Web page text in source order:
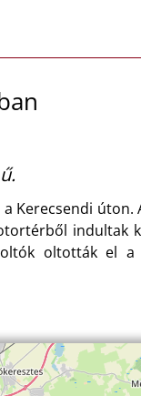
Kerecsendi úton.
indultak
oltották el